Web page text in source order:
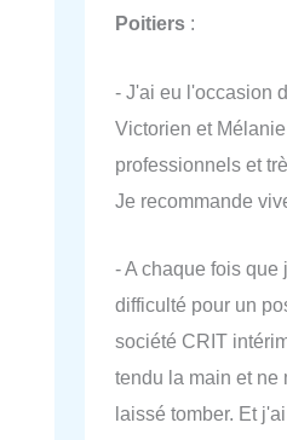
Poitiers :
- J'ai eu l'occasion
Victorien et
professionnels et
Je recommande
- A chaque fois que
difficulté pour un
société CRIT
tendu la main et ne
laissé tomber. Et